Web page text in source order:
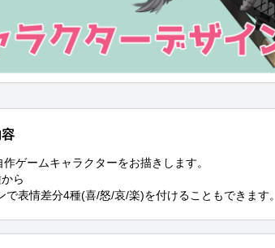
ゲームキャラクターをお描きします。
ら
で表情差分4種(喜/怒/哀/楽)を付けることもできます。